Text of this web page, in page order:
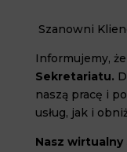
Szanowni
Informujemy, że
Sekretariatu.
naszą pracę i
usług, jak i
Nasz